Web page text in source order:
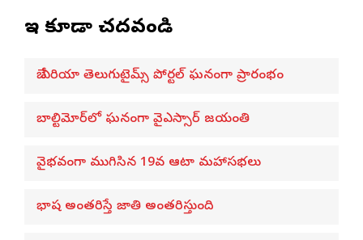
ఇవి కూడా చదవండి
బే ఏరియా తెలుగుటైమ్స్ పోర్టల్ ఘనంగా ప్రారంభం
బాల్టిమోర్‌లో ఘనంగా వైఎస్సార్‌ జయంతి
వైభవంగా ముగిసిన 19వ ఆటా మహాసభలు
భాష అంతరిస్తే జాతి అంతరిస్తుంది